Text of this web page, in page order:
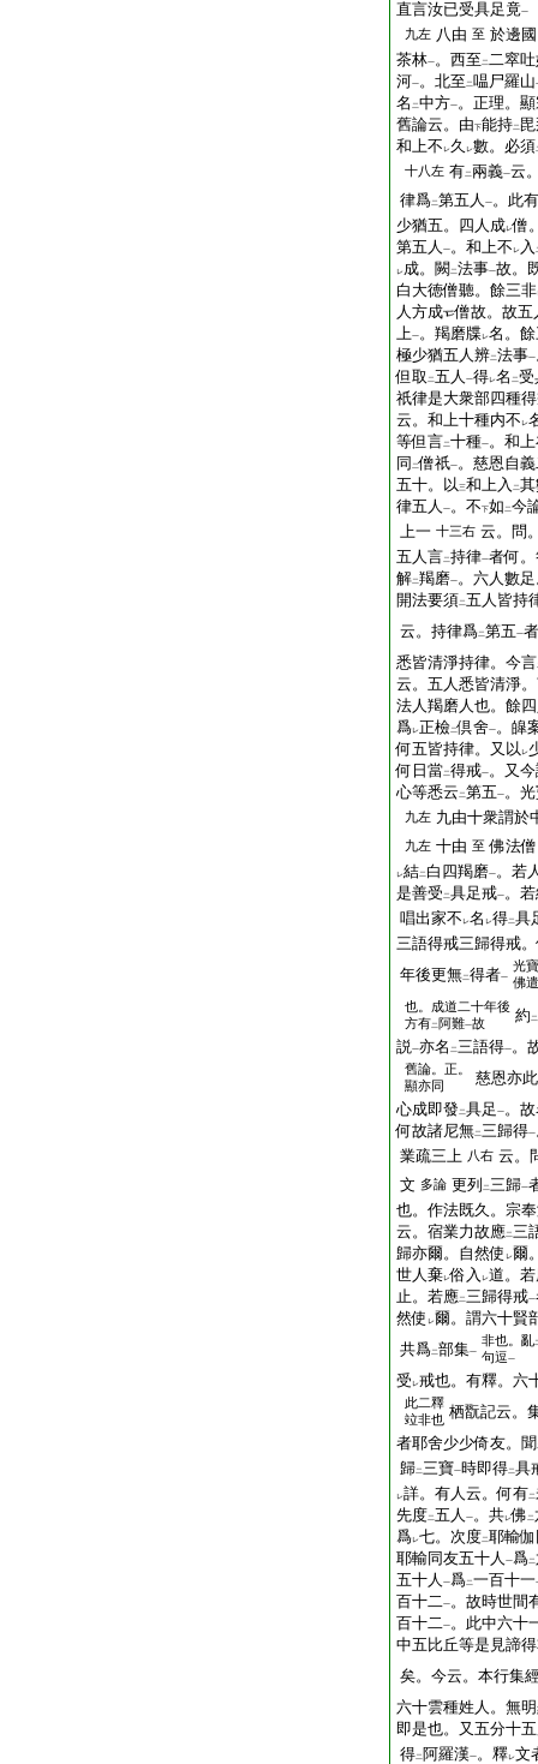
直言汝已受具足竟一
九左 八由 至 於邊
茶林一。西至 二二窣
河一。北至 二嗢尸羅山
名 二中方一。正理。
舊論云。由下能持二
和上不 レ久 レ數。必須
十八左 有二兩義一云
律爲二第五人 一。此
少猶五。四人成レ僧
第五人 一。和上不 レ 入
レ成。闕 二法事一故。
白大徳僧聽。餘三非
人方成
僧故。故五
上一。羯磨牒レ名。
極少猶五人辨二法事一
但取 二五人 一得レ名 二受
祇律是大衆部四種
云。和上十種内不 レ
等但言二十種一。和
同 二僧祇一。慈恩自
五十。以三和上入 二
律五人 一。不下如 二今
上一 十三右 云。問
五人言二持律一者何
解二羯磨一。六人數
開法要須二五人皆持
云。持律爲二第五一
悉皆清淨持律。今言
云。五人悉皆清淨
法人羯磨人也。餘
爲レ正檢二倶舍一。皡
何五皆持律。又以 レ
何日當二得戒一。又
心等悉云 二第五一。
九左 九由十衆謂
九左 十由 至 佛法
レ結二 白四羯磨一。若
是善受 二具足戒一。
唱出家不 レ名 レ得二具
三語得戒三歸得戒
年後更無二得者一
光
佛遣
也。成道二十年後
方有二阿難一故 約 二
説一亦名 二三語得一。
舊論。正。
顯亦同
慈恩亦
心成即發 二具足 一。
何故諸尼無二三歸得一
業疏三上 八右 云。
文 多論 更列 二三歸一
也。作法既久。宗
云。宿業力故應二三
歸亦爾。自然使 レ爾
世人棄レ俗入 レ道。
止。若應二三歸得戒一
然使 レ爾。謂六十賢
共爲二部集一
非也。亂
句逗一
受 レ戒也。有釋。六
此二釋
竝非也 栖翫記云。
者耶舍少少倚友。聞
歸二三寶一時即得二具
レ詳。有人云。何有二
先度二五人 一。共レ佛 二
爲レ七。次度二耶輸
耶輸同友五十人 一爲二
五十人 一爲二一百十一
百十二一。故時世間
百十二一。此中六十
中五比丘等是見諦
矣。今云。本行集
六十雲種姓人。無
即是也。又五分十
得二 阿羅漢一。釋レ文